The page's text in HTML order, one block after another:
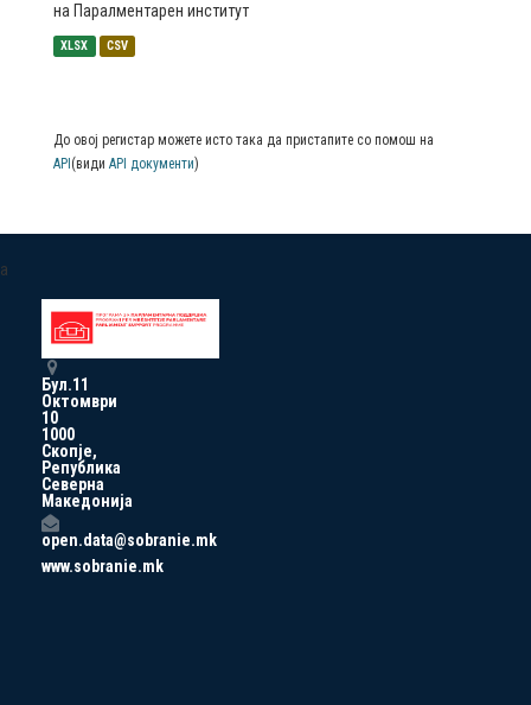
на Паралментарен институт
XLSX CSV
До овој регистар можете исто така да пристапите со помош на
API (види API документи)
a
Бул.11
Октомври
10
1000
Скопје,
Република
Северна
Македонија
open.data@sobranie.mk
www.sobranie.mk